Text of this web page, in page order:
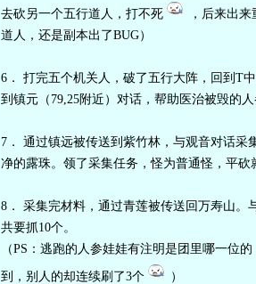
去砍另一个五行道人，打不死
，后来出
道人，还是副本出了BUG）
6． 打完五个机关人，破了五行大阵，回到T
到镇元（79,25附近）对话，帮助医治被毁的人
7． 通过镇远被传送到紫竹林，与观音对话采
净的露珠。领了采集任务，怪为普通怪，平砍
8． 采集完材料，通过青莲被传送回万寿山
共要抓10个。
（PS：逃跑的人参娃娃有注明是团里哪一位
到，别人的却连续刷了3个 ）